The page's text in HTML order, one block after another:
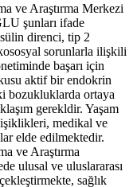
ve Araştırma Merkezi
şunları ifade
direnci, tip 2
sorunlarla ilişkili
başarı için
aktif bir endokrin
bozukluklarda ortaya
gerekldir. Yaşam
medikal ve
elde edilmektedir.
ve Araştırma
ulusal ve uluslararası
sağlık